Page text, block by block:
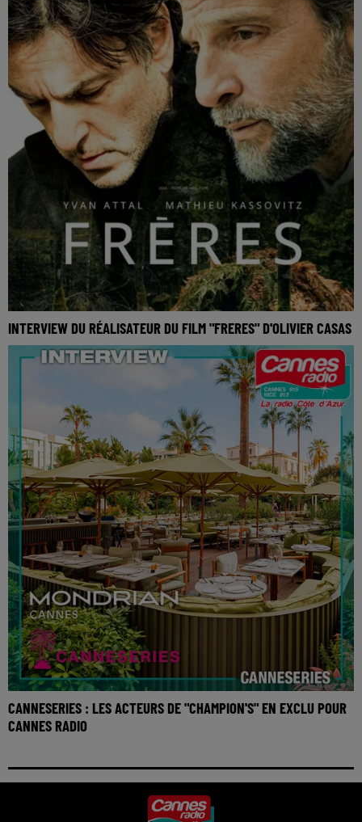
INTERVIEW DU RÉALISATEUR DU FILM "FRERES" D'OLIVIER CASAS
CANNESERIES : LES ACTEURS DE "CHAMPION'S" EN EXCLU POUR
CANNES RADIO